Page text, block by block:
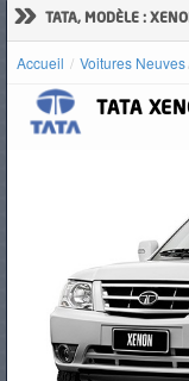
» TATA, MODÈLE :
Accueil Voitures Neuves
TATA
D'OCCASION
PNEUS